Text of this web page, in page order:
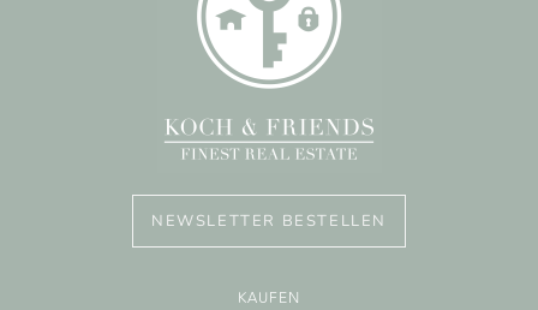
NEWSLETTER BESTELLEN
KAUFEN